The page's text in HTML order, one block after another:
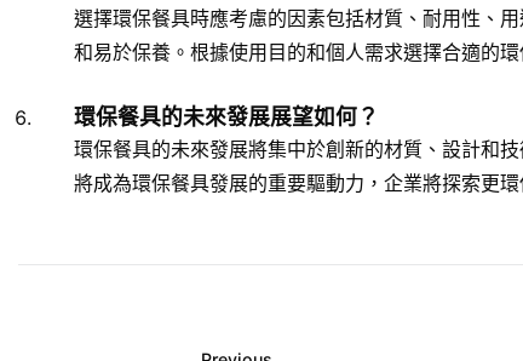
選擇環保餐具時應考慮的因素包括材質、耐用性、
和易於保養。根據使用目的和個人需求選擇合適的環
環保餐具的未來發展展望如何？
環保餐具的未來發展將集中於創新的材質、設計和
將成為環保餐具發展的重要驅動力，企業將探索更